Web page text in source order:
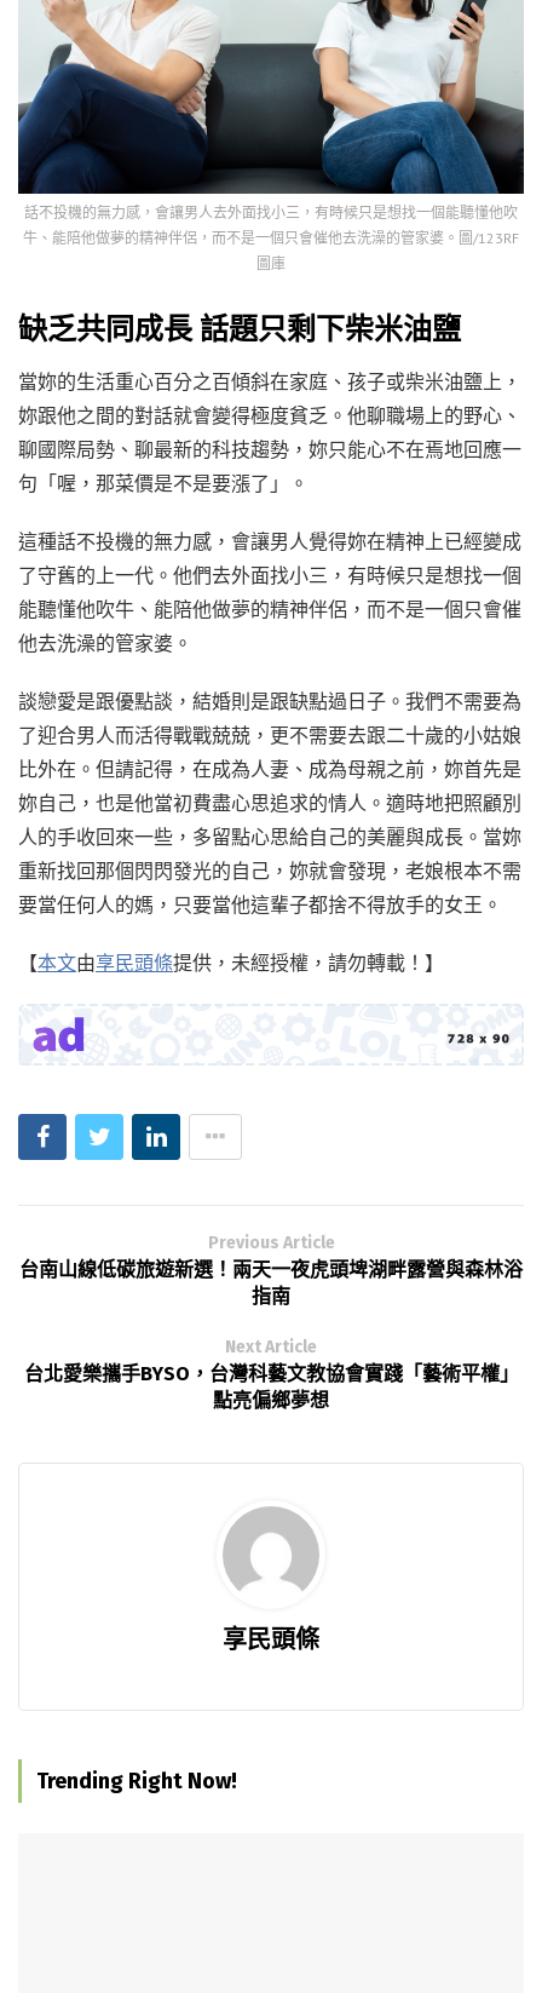
話不投機的無力感，會讓男人去外面找小三，有時候只是想找一個能聽懂他吹
牛、能陪他做夢的精神伴侶，而不是一個只會催他去洗澡的管家婆。圖/123RF
圖庫
缺乏共同成長 話題只剩下柴米油鹽
當妳的生活重心百分之百傾斜在家庭、孩子或柴米油鹽上，
妳跟他之間的對話就會變得極度貧乏。他聊職場上的野心、
聊國際局勢、聊最新的科技趨勢，妳只能心不在焉地回應一
句「喔，那菜價是不是要漲了」。
這種話不投機的無力感，會讓男人覺得妳在精神上已經變成
了守舊的上一代。他們去外面找小三，有時候只是想找一個
能聽懂他吹牛、能陪他做夢的精神伴侶，而不是一個只會催
他去洗澡的管家婆。
談戀愛是跟優點談，結婚則是跟缺點過日子。我們不需要為
了迎合男人而活得戰戰兢兢，更不需要去跟二十歲的小姑娘
比外在。但請記得，在成為人妻、成為母親之前，妳首先是
妳自己，也是他當初費盡心思追求的情人。適時地把照顧別
人的手收回來一些，多留點心思給自己的美麗與成長。當妳
重新找回那個閃閃發光的自己，妳就會發現，老娘根本不需
要當任何人的媽，只要當他這輩子都捨不得放手的女王。
【本文由享民頭條提供，未經授權，請勿轉載！】
Previous Article
台南山線低碳旅遊新選！兩天一夜虎頭埤湖畔露營與森林浴
指南
Next Article
台北愛樂攜手BYSO，台灣科藝文教協會實踐「藝術平權」
點亮偏鄉夢想
享民頭條
Trending Right Now!